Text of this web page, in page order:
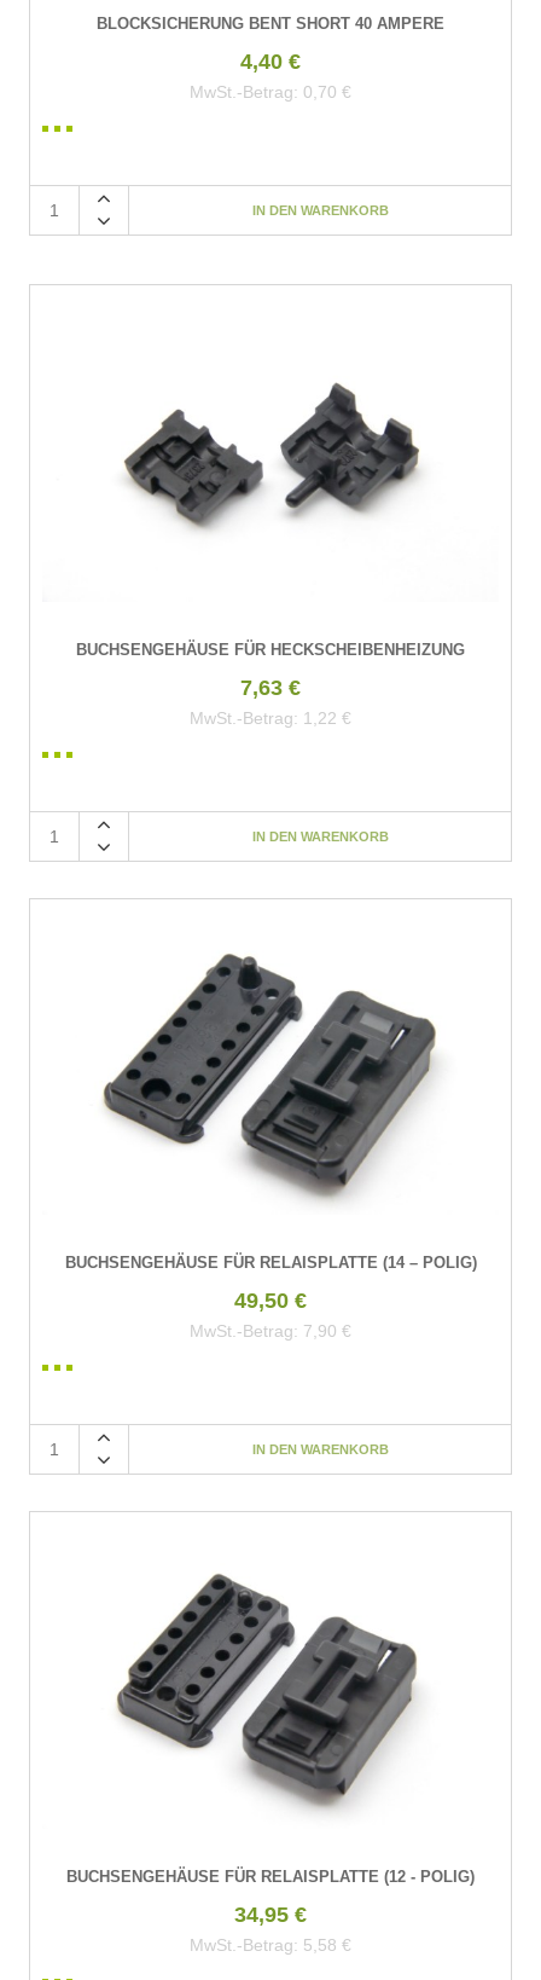
BLOCKSICHERUNG BENT SHORT 40 AMPERE
4,40 €
MwSt.-Betrag: 0,70 €
BUCHSENGEHÄUSE FÜR HECKSCHEIBENHEIZUNG
7,63 €
MwSt.-Betrag: 1,22 €
BUCHSENGEHÄUSE FÜR RELAISPLATTE (14 – POLIG)
49,50 €
MwSt.-Betrag: 7,90 €
BUCHSENGEHÄUSE FÜR RELAISPLATTE (12 - POLIG)
34,95 €
MwSt.-Betrag: 5,58 €